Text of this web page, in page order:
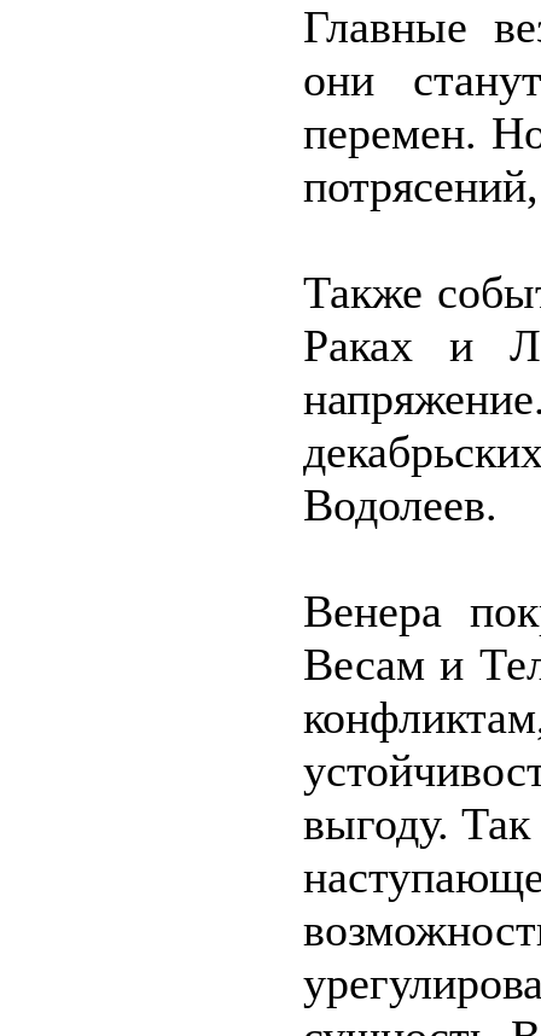
Главные
они
перемен.
Также
Раках и
Водолеев.
Венера
Весам и
выгоду.